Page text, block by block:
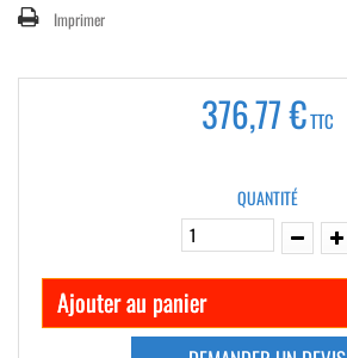
Imprimer
376,77 €TTC
QUANTITÉ
Ajouter au panier